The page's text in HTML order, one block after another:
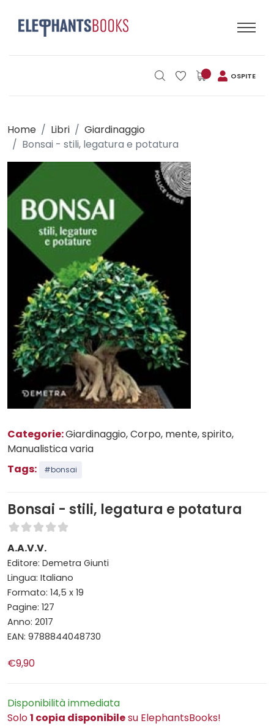
OSPITE
Home Libri
Giardinaggio
Bonsai - stili, legatura e potatura
Categorie:Giardinaggio, Corpo, mente, spirito,
Manualistica varia
Tags:
#bonsai
Bonsai - stili, legatura e potatura
A.A.V.V.
Editore: Demetra Giunti
Lingua: Italiano
Formato: 14,5 x 19
Pagine: 127
Anno: 2017
EAN: 9788844048730
€9,90
Disponibilità immediata
Solo1 copia disponibilesu ElephantsBooks!